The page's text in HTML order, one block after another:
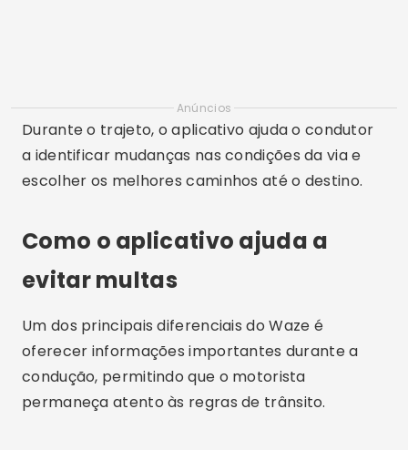
Anúncios
Durante o trajeto, o aplicativo ajuda o condutor
a identificar mudanças nas condições da via e
escolher os melhores caminhos até o destino.
Como o aplicativo ajuda a
evitar multas
Um dos principais diferenciais do Waze é
oferecer informações importantes durante a
condução, permitindo que o motorista
permaneça atento às regras de trânsito.